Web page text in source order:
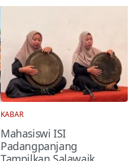
KABAR
Mahasiswi ISI
Padangpanjang